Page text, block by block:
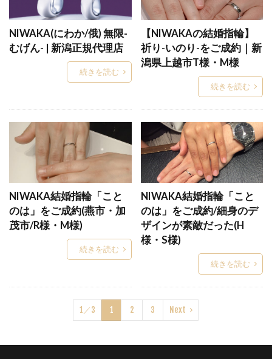
ダイヤモンドネックレス
ダイヤモンドの数
ダイヤモンドの科学
ダイヤモンドの選び方
ダイヤモンドブランド
ダイヤモンドプロポーズ
ダイヤモンドランク
ダイヤモンドリメイク
ダイヤモンド原石
ダイヤモンド大きさ
ダイヤモンド新潟
ダイヤモンド知識
ダイヤモンド結婚指輪
ダイヤモンド見分け方
ダイヤモンド輝きの種類
ダイヤモンド鑑別書
ダイヤモンド雑学
ダイヤ一石シンプル
ダズリン
ダブルスタンダードクロージング
ちゅうぞうせいほう
つきさい
つち目
つや消し
テ・オ・レ
NIWAKA(にわか/俄) 無限-
むげん- | 新潟正規代理店
続きを読む
【NIWAKAの結婚指輪】
祈り-いのり-をご成約｜新
潟県上越市T様・M様
続きを読む
NIWAKA結婚指輪「こと
のは」をご成約(燕市・加
茂市/R様・M様)
続きを読む
NIWAKA結婚指輪「こと
のは」をご成約/細身のデ
ザインが素敵だった(H
様・S様)
続きを読む
1／3 1 2 3 Next